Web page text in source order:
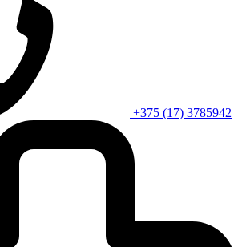
+375 (17) 3785942